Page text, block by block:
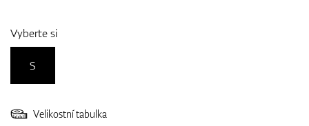
Vyberte si
S
Velikostní tabulka